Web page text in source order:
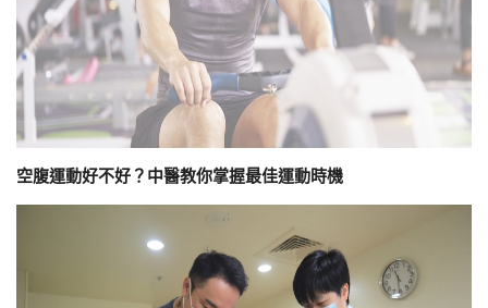
空腹運動好不好？中醫教你掌握最佳運動時機